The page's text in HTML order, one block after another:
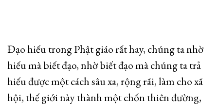
Đạo hiếu trong Phật giáo rất hay, chúng ta nhờ
hiếu mà biết đạo, nhờ biết đạo mà chúng ta trả
hiếu được một cách sâu xa, rộng rãi, làm cho xã
hội, thế giới này thành một chốn thiên đường,